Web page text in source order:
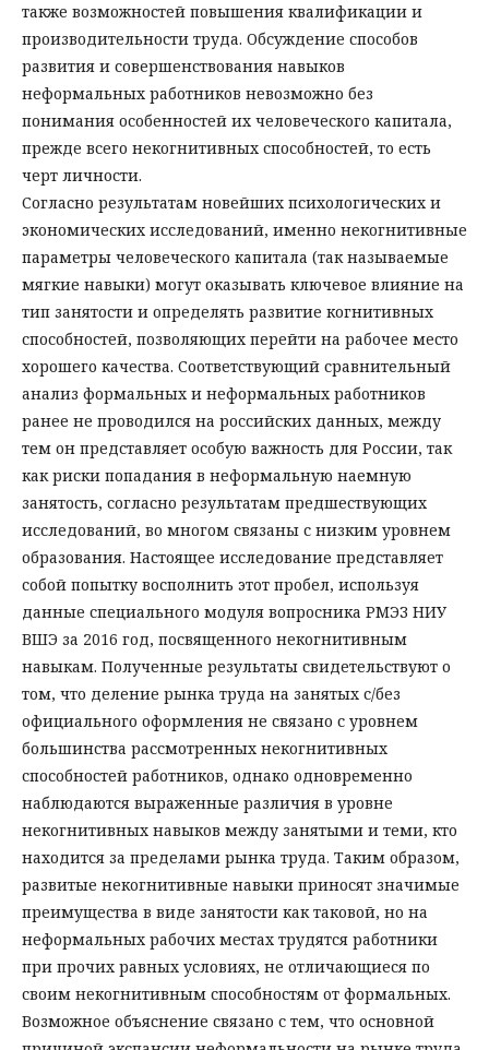
также возможностей повышения квалификации и
производительности труда. Обсуждение способов
развития и совершенствования навыков
неформальных работников невозможно без
понимания особенностей их человеческого капитала,
прежде всего некогнитивных способностей, то есть
черт личности.
Согласно результатам новейших психологических и
экономических исследований, именно некогнитивные
параметры человеческого капитала (так называемые
мягкие навыки) могут оказывать ключевое влияние на
тип занятости и определять развитие когнитивных
способностей, позволяющих перейти на рабочее место
хорошего качества. Соответствующий сравнительный
анализ формальных и неформальных работников
ранее не проводился на российских данных, между
тем он представляет особую важность для России, так
как риски попадания в неформальную наемную
занятость, согласно результатам предшествующих
исследований, во многом связаны с низким уровнем
образования. Настоящее исследование представляет
собой попытку восполнить этот пробел, используя
данные специального модуля вопросника РМЭЗ НИУ
ВШЭ за 2016 год, посвященного некогнитивным
навыкам. Полученные результаты свидетельствуют о
том, что деление рынка труда на занятых с/без
официального оформления не связано с уровнем
большинства рассмотренных некогнитивных
способностей работников, однако одновременно
наблюдаются выраженные различия в уровне
некогнитивных навыков между занятыми и теми, кто
находится за пределами рынка труда. Таким образом,
развитые некогнитивные навыки приносят значимые
преимущества в виде занятости как таковой, но на
неформальных рабочих местах трудятся работники
при прочих равных условиях, не отличающиеся по
своим некогнитивным способностям от формальных.
Возможное объяснение связано с тем, что основной